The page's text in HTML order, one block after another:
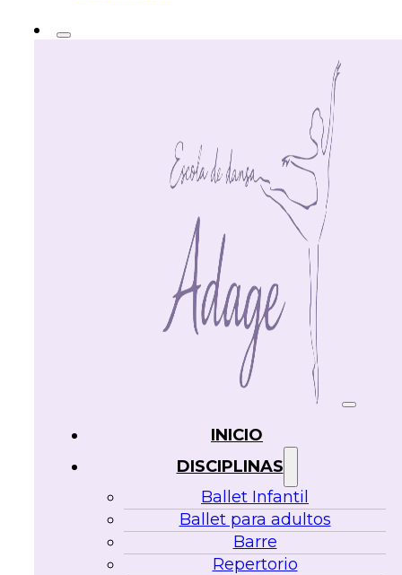
INICIO
DISCIPLINAS
Ballet Infantil
Ballet para adultos
Barre
Repertorio